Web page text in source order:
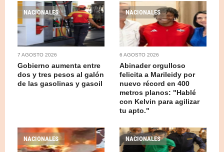
NACIONALES
7 AGOSTO 2026
Gobierno aumenta entre
dos y tres pesos al galón
de las gasolinas y gasoil
NACIONALES
6 AGOSTO 2026
Abinader orgulloso
felicita a Marileidy por
nuevo récord en 400
metros planos: "Hablé
con Kelvin para agilizar
tu apto."
NACIONALES NACIONALES